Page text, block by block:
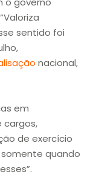
sentido foi
nacional,
em
cargos,
de exercício
quando